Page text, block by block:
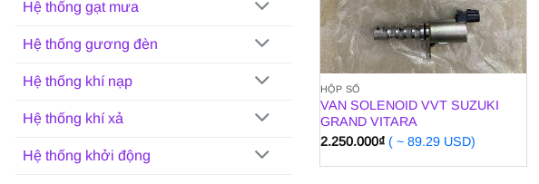
Hệ thống gạt mưa
Hệ thống gương đèn
Hệ thống khí nạp
Hệ thống khí xả
Hệ thống khởi động
HỘP SỐ
VAN SOLENOID VVT SUZUKI
GRAND VITARA
2.250.000₫ ( ~ 89.29 USD)